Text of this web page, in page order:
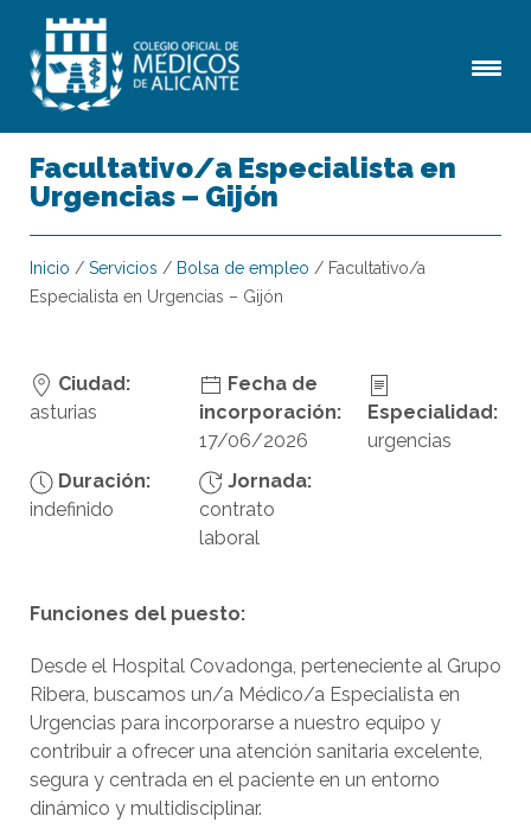
Facultativo/a Especialista en
Urgencias – Gijón
Inicio / Servicios / Bolsa de empleo / Facultativo/a
Especialista en Urgencias – Gijón
Ciudad:
asturias
Fecha de
incorporación:
17/06/2026
Especialidad:
urgencias
Duración:
indefinido
Jornada:
contrato
laboral
Funciones del puesto:
Desde el Hospital Covadonga, perteneciente al Grupo
Ribera, buscamos un/a Médico/a Especialista en
Urgencias para incorporarse a nuestro equipo y
contribuir a ofrecer una atención sanitaria excelente,
segura y centrada en el paciente en un entorno
dinámico y multidisciplinar.